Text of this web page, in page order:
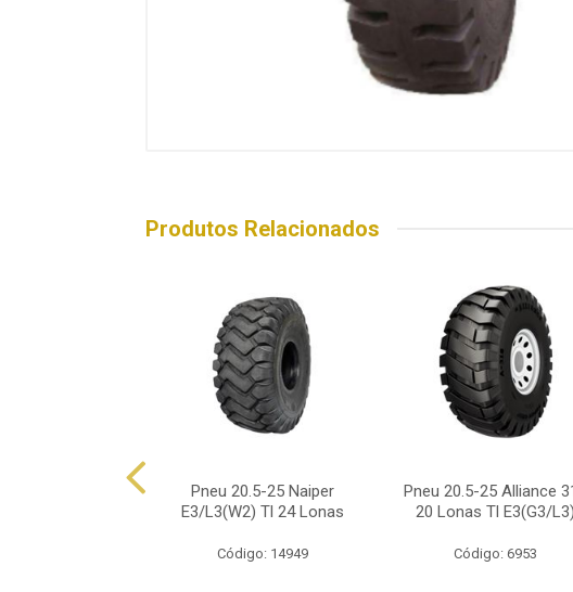
Produtos Relacionados
Pneu 20.5-25 Naiper
E3/L3(W2) Tl 24 Lonas
Código: 14949
Pneu 20.5-25 Alliance
20 Lonas Tl E3(G3/L3)
Código: 6953